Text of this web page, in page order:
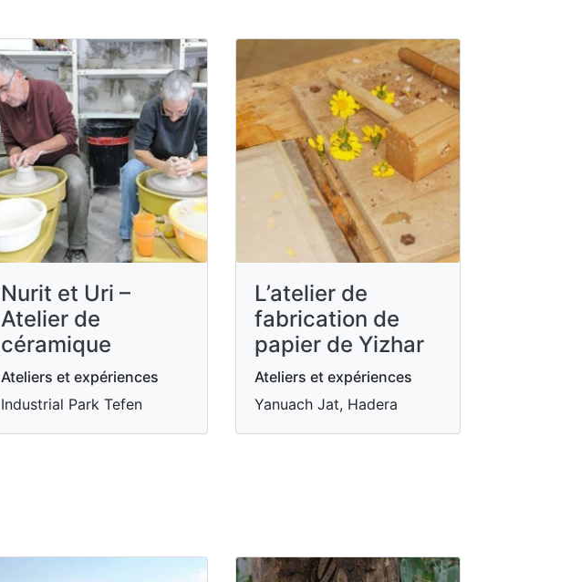
Nurit et Uri –
Atelier de
céramique
Ateliers et expériences
Industrial Park Tefen
L’atelier de
fabrication de
papier de Yizhar
Ateliers et expériences
Yanuach Jat, Hadera